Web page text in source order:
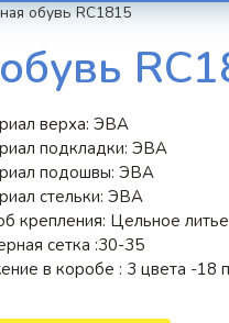
обувь RС1815
верха: ЭВА
подкладки: ЭВА
подошвы: ЭВА
стельки: ЭВА
крепления: Цельное литье
сетка :30-35
в коробе : 3 цвета -18